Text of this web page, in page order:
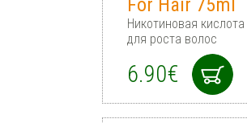
For Hair 75ml
Никотиновая кислота
для роста волос
6.90€